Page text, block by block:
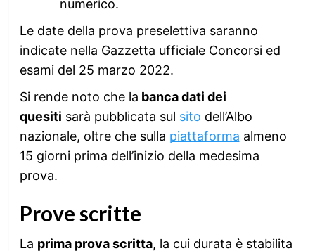
numerico.
Le date della prova preselettiva saranno
indicate nella Gazzetta ufficiale Concorsi ed
esami del 25 marzo 2022.
Si rende noto che la banca dati dei
quesiti sarà pubblicata sul sito dell’Albo
nazionale, oltre che sulla piattaforma almeno
15 giorni prima dell’inizio della medesima
prova.
Prove scritte
La prima prova scritta, la cui durata è stabilita